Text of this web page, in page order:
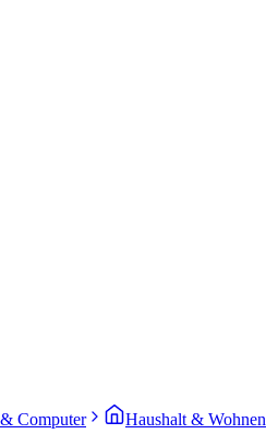
Computer Haushalt & Wohnen